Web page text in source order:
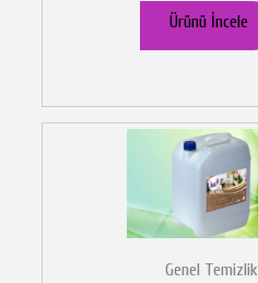
Ürünü İncele
Genel Temizlik